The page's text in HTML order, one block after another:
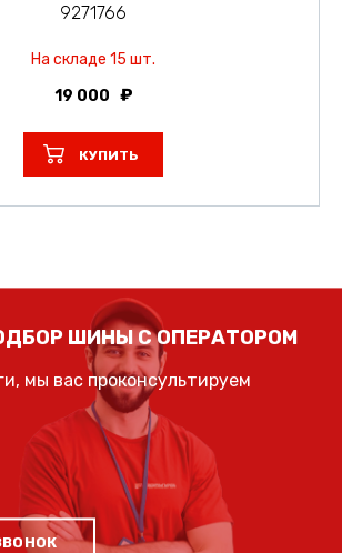
9271766
На складе 15 шт.
19 000
КУПИТЬ
ШИНЫ С ОПЕРАТОРОМ
мы вас проконсультируем